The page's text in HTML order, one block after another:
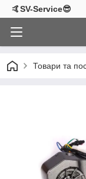
🤙SV-Service😎
Товари та